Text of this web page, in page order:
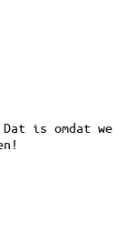
is omdat we